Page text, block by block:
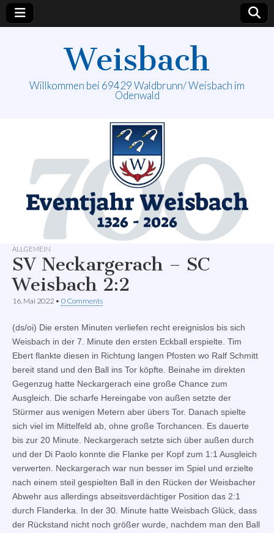
Weisbach
Willkommen bei 69429 Waldbrunn/ Weisbach im
Odenwald
ALLGEMEIN
SV Neckargerach – SC
Weisbach 2:2
16. Mai 2022 • 0 Comments
(ds/oi) Die ersten Minuten verliefen recht ereignislos bis sich
Weisbach in der 7. Minute den ersten Eckball erspielte. Tim
Ebert flankte diesen in Richtung langen Pfosten wo Ralf Schmitt
bereit stand und den Ball ins Tor köpfte. Beinahe im direkten
Gegenzug hatte Neckargerach eine große Chance zum
Ausgleich. Die scharfe Hereingabe von außen setzte der
Stürmer aus wenigen Metern aber übers Tor. Danach spielte
sich viel im Mittelfeld ab, ohne große Torchancen. Es dauerte
bis zur 20 Minute. Neckargerach setzte sich über außen durch
und der Di Paolo konnte die Flanke per Kopf zum 1:1 Ausgleich
verwerten. Neckargerach war nun besser im Spiel und erzielte
nach einem steil gespielten Ball in den Rücken der Weisbacher
Abwehr aus allerdings abseitsverdächtiger Position das 2:1
durch Flanderka. In der 30. Minute hatte Weisbach Glück, dass
der Rückstand nicht noch größer wurde, nachdem man den Ball